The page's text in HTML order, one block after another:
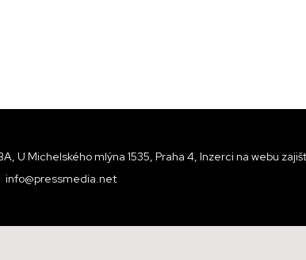
U Michelského mlýna 1535, Praha 4, Inzerci na webu
info@pressmedia.net